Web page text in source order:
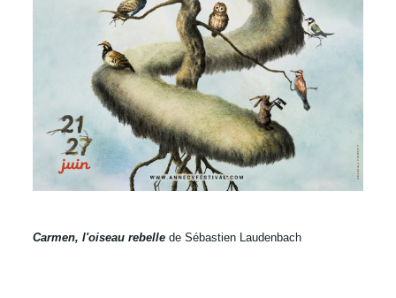
Carmen, l'oiseau rebelle de Sébastien Laudenbach